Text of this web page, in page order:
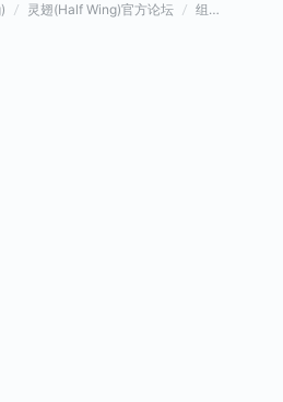
灵翅(Half Wing)官方论坛 组队招募